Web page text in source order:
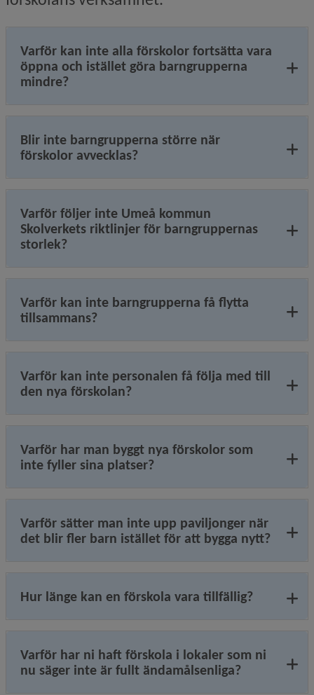
Varför kan inte alla förskolor fortsätta vara
öppna och istället göra barngrupperna
mindre?
Blir inte barngrupperna större när
förskolor avvecklas?
Varför följer inte Umeå kommun
Skolverkets riktlinjer för barngruppernas
storlek?
Varför kan inte barngrupperna få flytta
tillsammans?
Varför kan inte personalen få följa med till
den nya förskolan?
Varför har man byggt nya förskolor som
inte fyller sina platser?
Varför sätter man inte upp paviljonger när
det blir fler barn istället för att bygga nytt?
Hur länge kan en förskola vara tillfällig?
Varför har ni haft förskola i lokaler som ni
nu säger inte är fullt ändamålsenliga?